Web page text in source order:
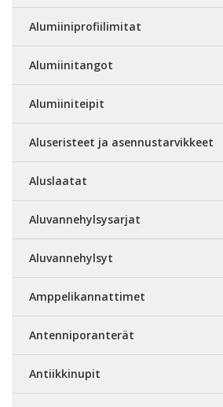
Alumiiniprofiilimitat
Alumiinitangot
Alumiiniteipit
Aluseristeet ja asennustarvikkeet
Aluslaatat
Aluvannehylsysarjat
Aluvannehylsyt
Amppelikannattimet
Antenniporanterät
Antiikkinupit